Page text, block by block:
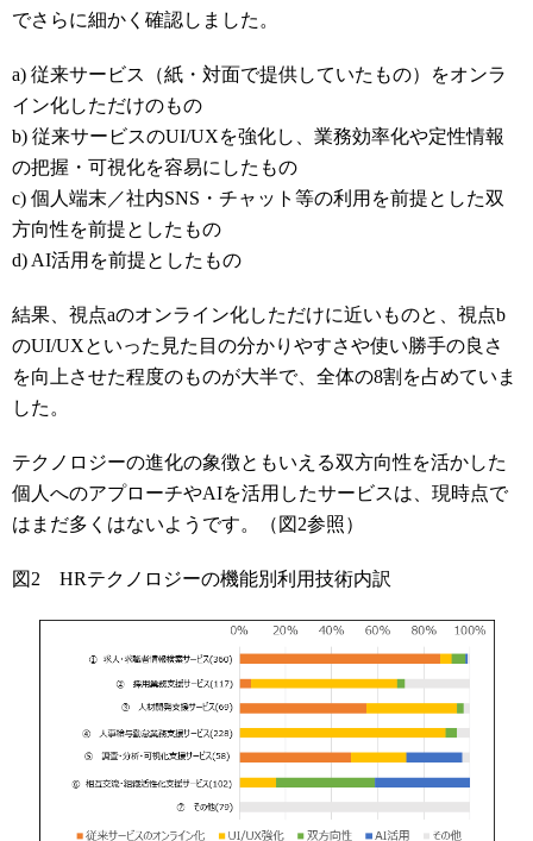
でさらに細かく確認しました。
a) 従来サービス（紙・対面で提供していたもの）をオンラ
イン化しただけのもの
b) 従来サービスのUI/UXを強化し、業務効率化や定性情報
の把握・可視化を容易にしたもの
c) 個人端末／社内SNS・チャット等の利用を前提とした双
方向性を前提としたもの
d) AI活用を前提としたもの
結果、視点aのオンライン化しただけに近いものと、視点b
のUI/UXといった見た目の分かりやすさや使い勝手の良さ
を向上させた程度のものが大半で、全体の8割を占めていま
した。
テクノロジーの進化の象徴ともいえる双方向性を活かした
個人へのアプローチやAIを活用したサービスは、現時点で
はまだ多くはないようです。（図2参照）
図2 HRテクノロジーの機能別利用技術内訳